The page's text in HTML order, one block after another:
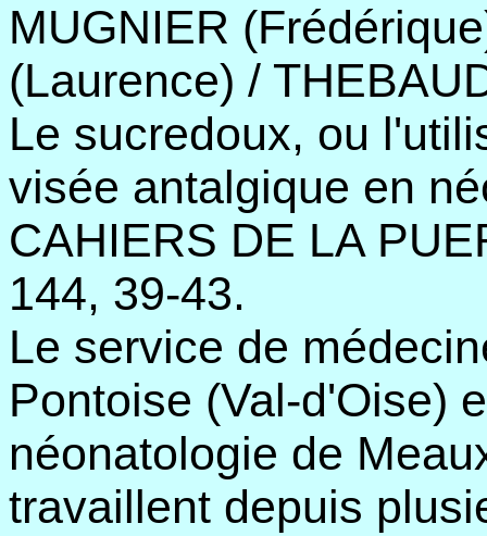
MUGNIER
(Laurence) /
Le sucredoux, ou
visée antalgique en
CAHIERS DE LA
144, 39-43.
Le service de
Pontoise (Val-d'Oise)
néonatologie de
travaillent depuis